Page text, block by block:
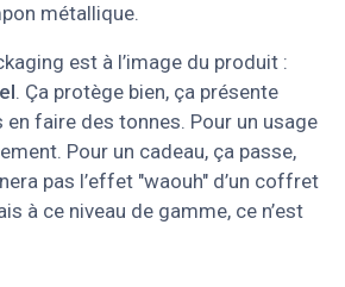
métallique.
est à l’image du produit :
. Ça protège bien, ça présente
faire des tonnes. Pour un usage
Pour un cadeau, ça passe,
pas l’effet "waouh" d’un coffret
à ce niveau de gamme, ce n’est